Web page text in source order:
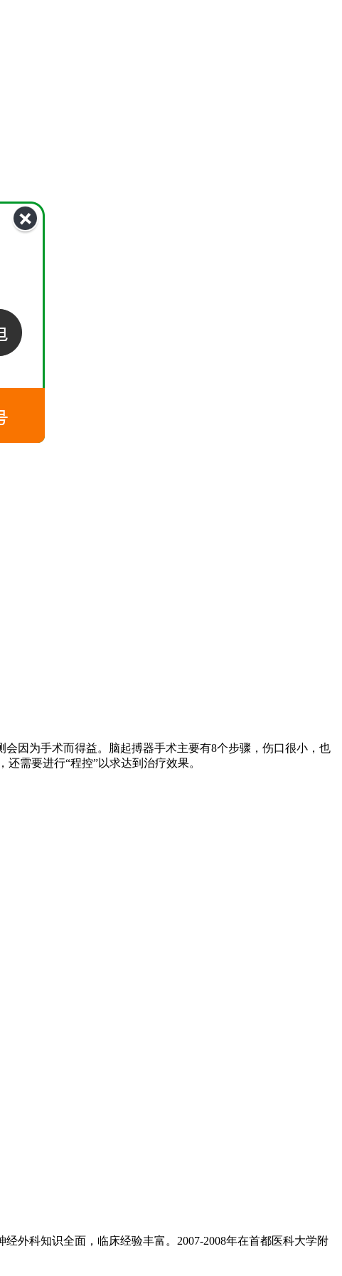
因为手术而得益。脑起搏器手术主要有8个步骤，伤口很小，也
需要进行“程控”以求达到治疗效果。
外科知识全面，临床经验丰富。2007-2008年在首都医科大学附